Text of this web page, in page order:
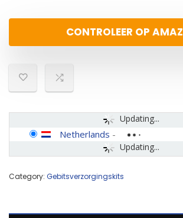
CONTROLEER OP
Updating...
Updating...
Netherlands -
Category: Gebitsverzorgingskits